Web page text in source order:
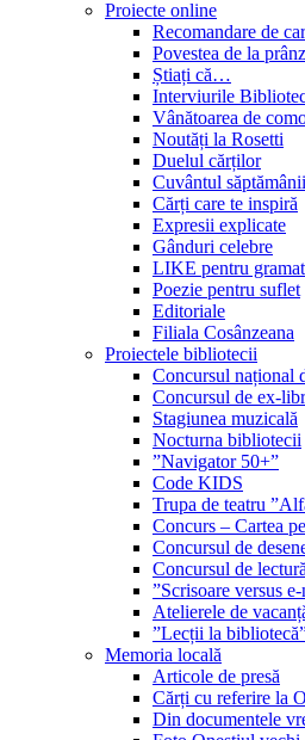
Proiecte online
Recomandare de
Povestea de la prânz
Știați că…
Interviurile
Vânătoarea de
Noutăți la Rosetti
Duelul cărților
Cuvântul săptămânii
Cărți care te inspiră
Expresii explicate
Gânduri celebre
LIKE pentru
Poezie pentru suflet
Editoriale
Filiala Cosânzeana
Proiectele bibliotecii
Concursul național
Concursul de ex-
Stagiunea muzicală
Nocturna bibliotecii
”Navigator 50+”
Code KIDS
Trupa de teatru
Concurs – Cartea
Concursul de
Concursul de lectură
”Scrisoare versus
Atelierele de
”Lecții la
Memoria locală
Articole de presă
Cărți cu referire la
Din documentele